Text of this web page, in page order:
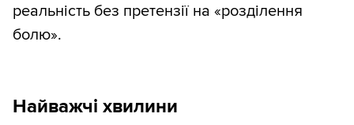
реальність без претензії на «розділення
болю».
Найважчі хвилини